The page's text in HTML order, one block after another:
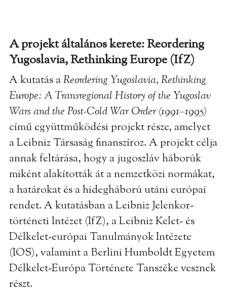
A projekt általános kerete: Reordering
Yugoslavia, Rethinking Europe (IfZ)
A kutatás aReordering Yugoslavia, Rethinking
Europe: A Transregional History of the Yugoslav
Wars and the Post-Cold War Order (1991–1995)
című együttműködési projekt része, amelyet
a Leibniz Társaság finanszíroz. A projekt célja
annak feltárása, hogy a jugoszláv háborúk
miként alakították át a nemzetközi normákat,
a határokat és a hidegháború utáni európai
rendet. A kutatásban a Leibniz Jelenkor-
történeti Intézet (IfZ), a Leibniz Kelet- és
Délkelet-európai Tanulmányok Intézete
(IOS), valamint a Berlini Humboldt Egyetem
Délkelet-Európa Története Tanszéke vesznek
részt.